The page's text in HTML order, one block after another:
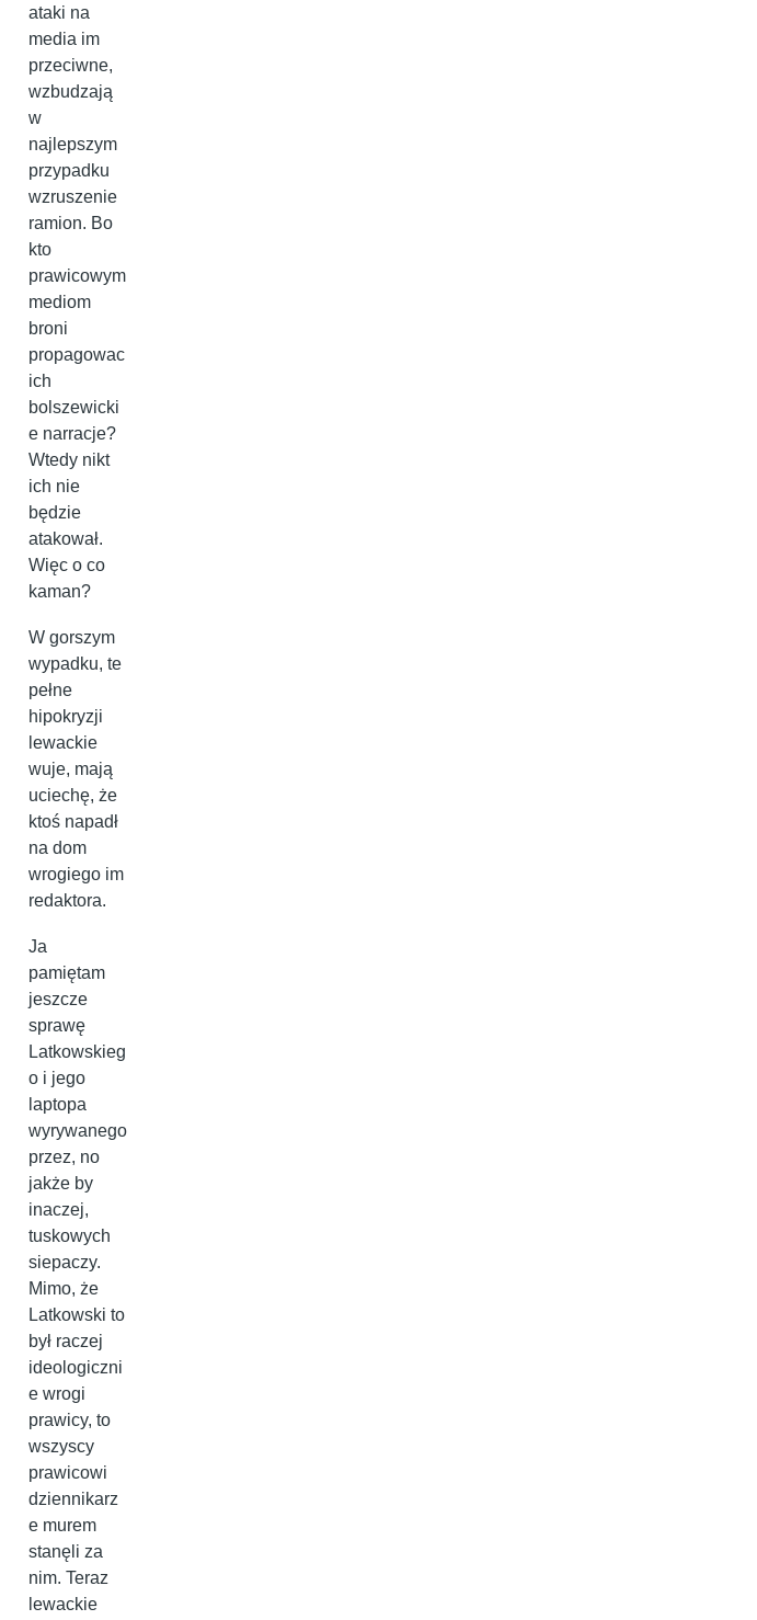
ataki na
media im
przeciwne,
wzbudzają
w
najlepszym
przypadku
wzruszenie
ramion. Bo
kto
prawicowym
mediom
broni
propagowac
ich
bolszewicki
e narracje?
Wtedy nikt
ich nie
będzie
atakował.
Więc o co
kaman?
W gorszym
wypadku, te
pełne
hipokryzji
lewackie
wuje, mają
uciechę, że
ktoś napadł
na dom
wrogiego im
redaktora.
Ja
pamiętam
jeszcze
sprawę
Latkowskieg
o i jego
laptopa
wyrywanego
przez, no
jakże by
inaczej,
tuskowych
siepaczy.
Mimo, że
Latkowski to
był raczej
ideologiczni
e wrogi
prawicy, to
wszyscy
prawicowi
dziennikarz
e murem
stanęli za
nim. Teraz
lewackie